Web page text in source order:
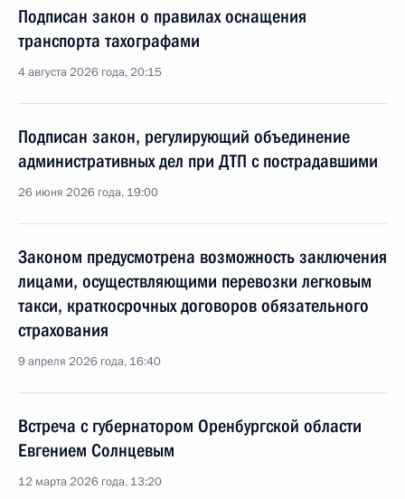
Подписан закон о правилах оснащения
транспорта тахографами
4 августа 2026 года, 20:15
Подписан закон, регулирующий объединение
административных дел при ДТП с пострадавшими
26 июня 2026 года, 19:00
Законом предусмотрена возможность заключения
лицами, осуществляющими перевозки легковым
такси, краткосрочных договоров обязательного
страхования
9 апреля 2026 года, 16:40
Встреча с губернатором Оренбургской области
Евгением Солнцевым
12 марта 2026 года, 13:20